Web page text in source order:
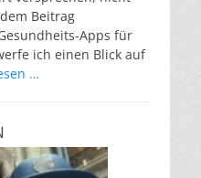
Beitrag
Apps für
ich einen Blick auf
…